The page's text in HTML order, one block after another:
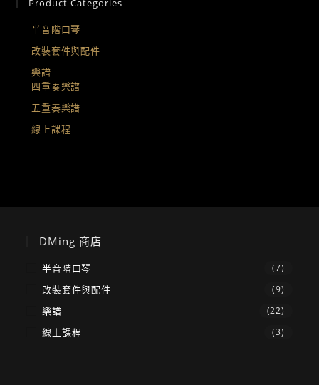
Product Categories
半音階口琴
改裝套件與配件
樂譜
四重奏樂譜
五重奏樂譜
線上課程
DMing 商店
半音階口琴 (7)
改裝套件與配件 (9)
樂譜 (22)
線上課程 (3)